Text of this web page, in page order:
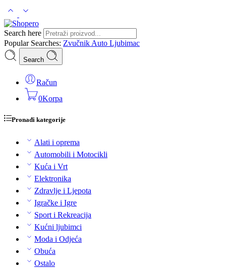
Search here
Popular Searches: Zvučnik Auto Ljubimac
Search
Račun
0Korpa
Pronađi kategorije
Alati i oprema
Automobili i Motocikli
Kuća i Vrt
Elektronika
Zdravlje i Ljepota
Igračke i Igre
Sport i Rekreacija
Kućni ljubimci
Moda i Odjeća
Obuća
Ostalo